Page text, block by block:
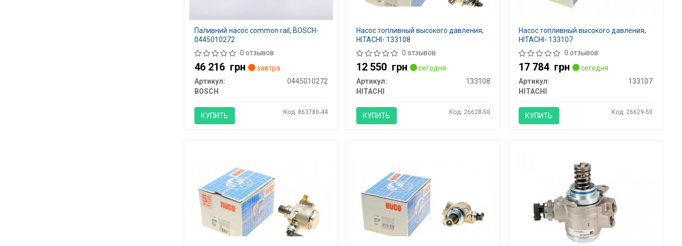
Паливний насос common rail, BOSCH-
0445010272
0 отзывов
46 216 грн
завтра
Артикул:
0445010272
BOSCH
КУПИТЬ Код: 863780-44
Насос топливный высокого давления,
HITACHI- 133108
0 отзывов
12 550 грн
сегодня
Артикул:
133108
HITACHI
КУПИТЬ Код: 26628-50
Насос топливный высокого давления,
HITACHI- 133107
0 отзывов
17 784 грн
сегодня
Артикул:
133107
HITACHI
КУПИТЬ Код: 26629-50